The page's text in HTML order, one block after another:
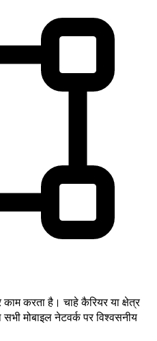
करता है। चाहे कैरियर या क्षेत्र
मोबाइल नेटवर्क पर विश्वसनीय